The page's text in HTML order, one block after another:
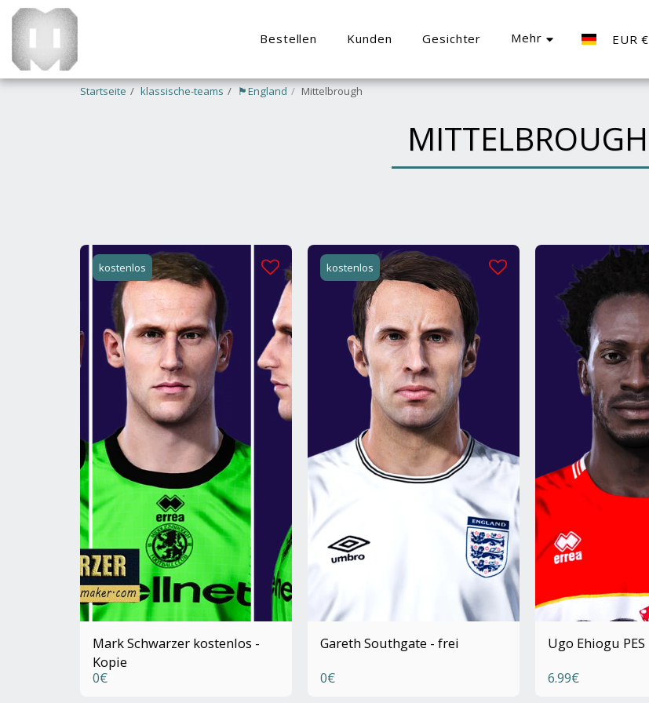
Bestellen Kunden Gesichter Mehr EUR €
Startseite klassische-teams 🏴󠁧󠁢󠁥󠁮󠁧󠁿England Mittelbrough
MITTELBROUGH
kostenlos
Mark Schwarzer kostenlos -
Kopie
0€
kostenlos
Gareth Southgate - frei
0€
Ugo Ehiogu PES
6.99€